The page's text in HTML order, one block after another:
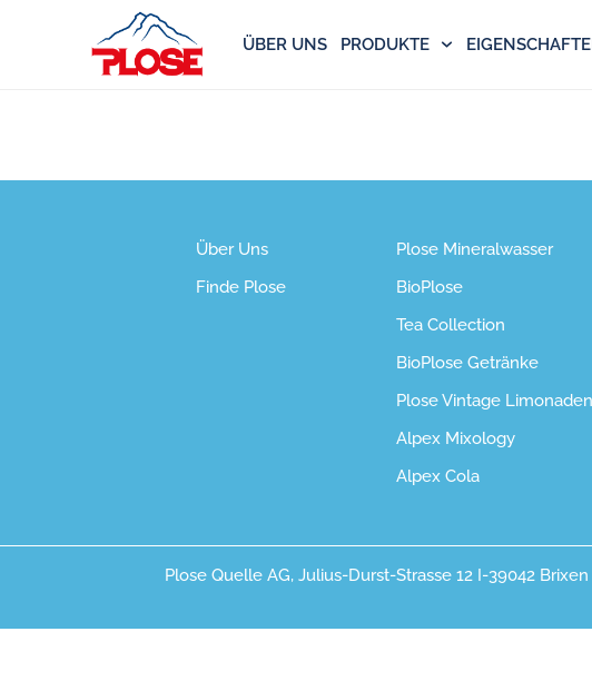
ÜBER UNS PRODUKTE
Über Uns
Finde Plose
Plose Mineralwasser
BioPlose
Tea Collection
BioPlose Getränke
Plose Vintage Limonaden
Alpex Mixology
Alpex Cola
Plose Quelle AG, Julius-Durst-Strasse 12 I-39042